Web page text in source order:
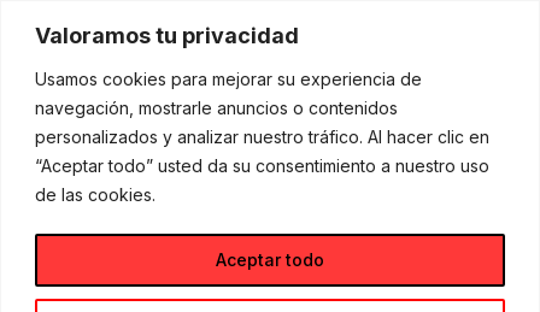
Valoramos tu privacidad
Usamos cookies para mejorar su experiencia de
navegación, mostrarle anuncios o contenidos
personalizados y analizar nuestro tráfico. Al hacer clic en
“Aceptar todo” usted da su consentimiento a nuestro uso
de las cookies.
Aceptar todo
content
Destacados M.Z. Braun sorprende con su thriller romántico «Lágrimas secas bajo la lluvia»
DESTACADOS
M.Z. Braun sorprende con
su thriller romántico